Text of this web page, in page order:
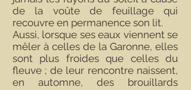
de la voûte de feuillage qui
recouvre en permanence son lit.
Aussi, lorsque ses eaux viennent se
mêler à celles de la Garonne, elles
sont plus froides que celles du
fleuve ; de leur rencontre naissent,
en automne, des brouillards